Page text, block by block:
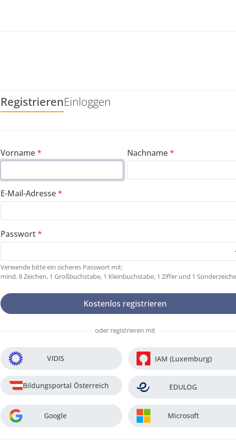
RegistrierenEinloggen
Vorname Nachname
E-Mail-Adresse
Passwort
Verwende bitte ein sicheres Passwort mit:
mind. 8 Zeichen, 1 Großbuchstabe, 1 Kleinbuchstabe, 1 Ziffer und 1
oder registrieren mit
VIDIS IAM (Luxemburg)
Bildungsportal Österreich EDULOG
Google Microsoft